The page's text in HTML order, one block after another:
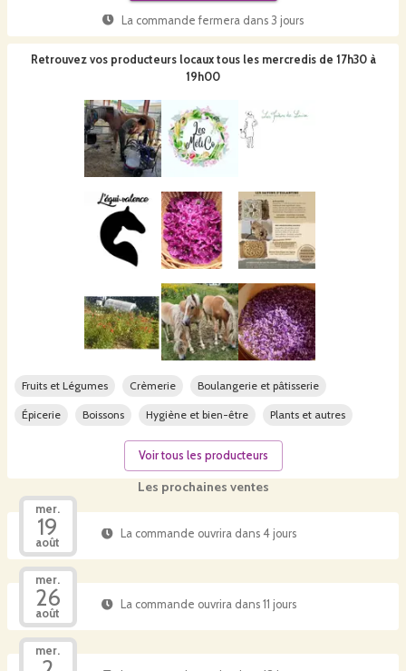
La commande fermera dans 3 jours
Les prochaines ventes
mer.
19
août
La commande ouvrira dans 4 jours
mer.
26
août
La commande ouvrira dans 11 jours
mer.
Retrouvez vos producteurs locaux tous les mercredis de 17h30 à
19h00
Fruits et Légumes Crèmerie Boulangerie et pâtisserie
Épicerie Boissons Hygiène et bien-être Plants et autres
Voir tous les producteurs